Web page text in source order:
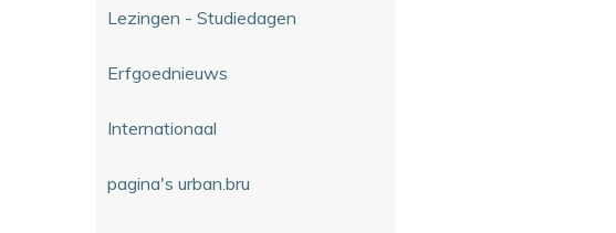
Lezingen - Studiedagen
Erfgoednieuws
Internationaal
pagina's urban.bru